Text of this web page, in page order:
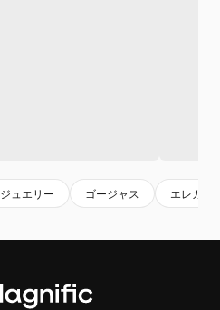
ジュエリー ゴージャス エレガン